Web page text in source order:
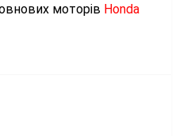
моторів Honda